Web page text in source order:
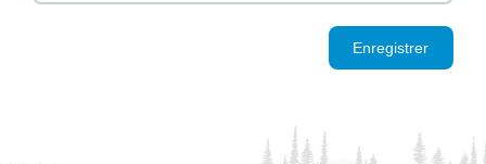
Enregistrer